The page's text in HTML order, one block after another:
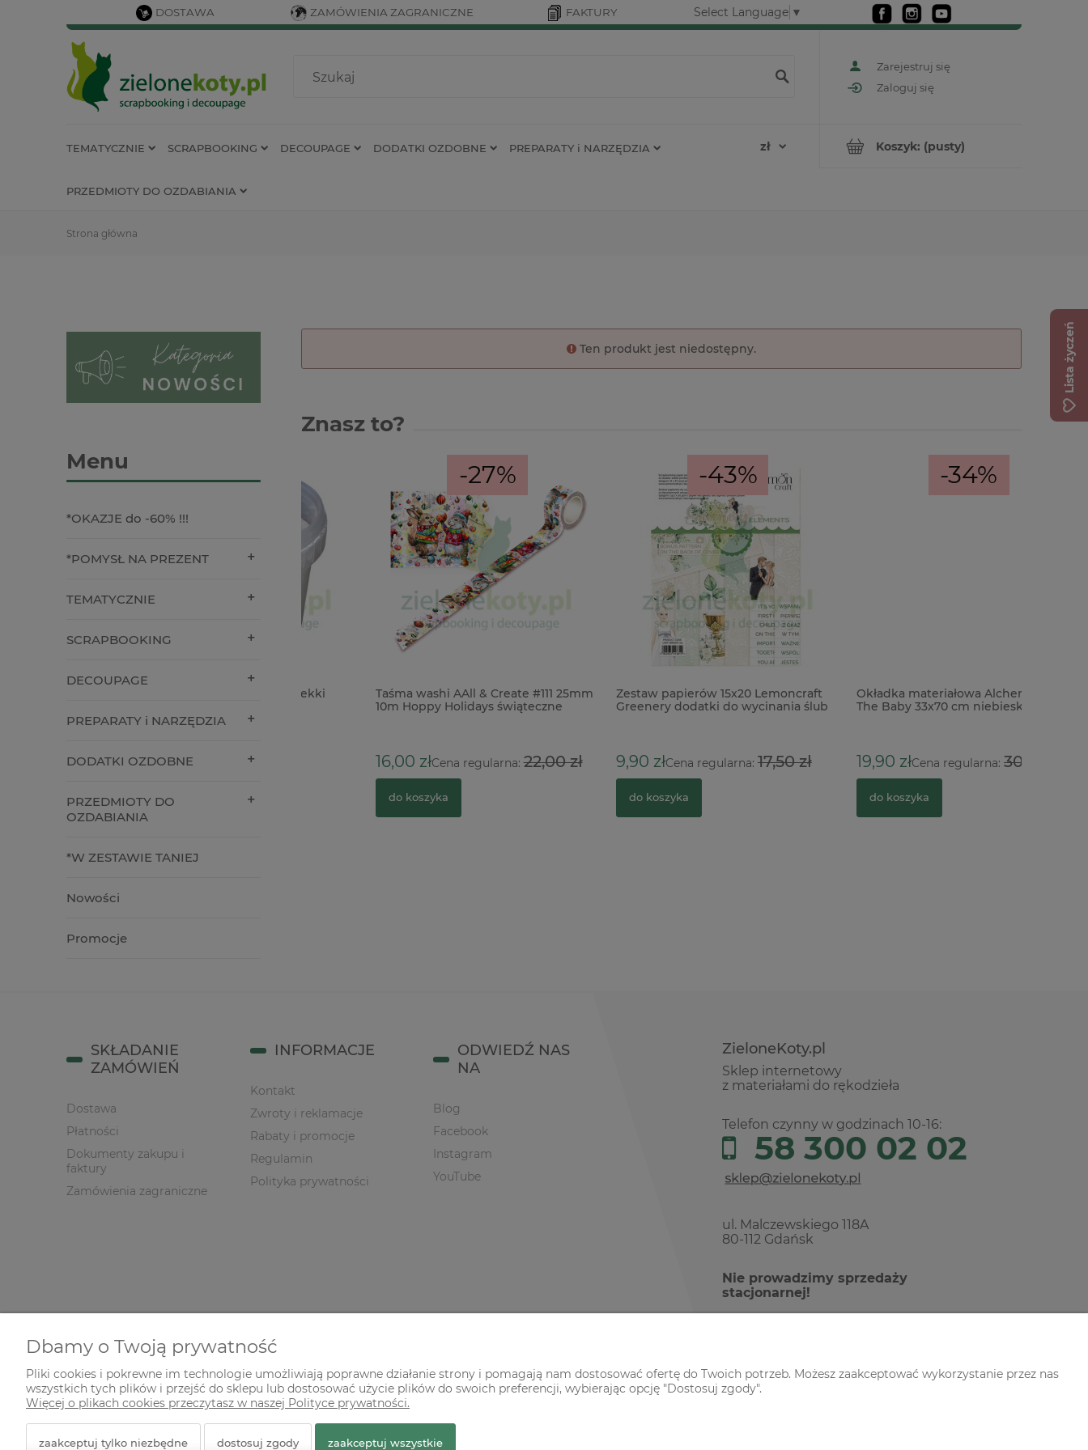
DOSTAWA ZAMÓWIENIA ZAGRANICZNE FAKTURY Select Language ▼
Zarejestruj się
Zaloguj się
Koszyk: (pusty)
TEMATYCZNIE SCRAPBOOKING DECOUPAGE DODATKI OZDOBNE PREPARATY i NARZĘDZIA
PRZEDMIOTY DO OZDABIANIA
Strona główna
Menu
*OKAZJE do -60% !!!
*POMYSŁ NA PREZENT
TEMATYCZNIE
SCRAPBOOKING
DECOUPAGE
PREPARATY i NARZĘDZIA
DODATKI OZDOBNE
PRZEDMIOTY DO
OZDABIANIA
*W ZESTAWIE TANIEJ
Nowości
Promocje
Ten produkt jest niedostępny.
Znasz to?
Taśma washi AAll & Create #111 25mm
10m Hoppy Holidays świąteczne
Cena regularna:22,00 zł
-43%
Zestaw papierów 15x20 Lemoncraft
Greenery dodatki do wycinania ślub
9,90 zł Cena regularna:17,50 zł
Okładka materiałowa Alchemy of Art
The Baby 33x70 cm niebieska w
19,90 zł Cena regularna:30,00 zł
ZieloneKoty.pl
Sklep internetowy
z materiałami do rękodzieła
Telefon czynny w godzinach 10-16:
58 300 02 02
ul. Malczewskiego 118A
80-112 Gdańsk
Nie prowadzimy sprzedaży
stacjonarnej!
SKŁADANIE
ZAMÓWIEŃ
Dostawa
Płatności
Dokumenty zakupu i
faktury
Zamówienia zagraniczne
INFORMACJE
Kontakt
Zwroty i reklamacje
Rabaty i promocje
Regulamin
Polityka prywatności
ODWIEDŹ NAS
NA
Blog
Facebook
Instagram
YouTube
© 2026 zielonekoty.pl. Wszelkie prawa zastrzeżone.
Dbamy o Twoją prywatność
Pliki cookies i pokrewne im technologie umożliwiają poprawne działanie strony i pomagają nam dostosować ofertę do Twoich potrzeb. Możesz zaakceptować wykorzystanie przez nas
wszystkich tych plików i przejść do sklepu lub dostosować użycie plików do swoich preferencji, wybierając opcję "Dostosuj zgody".
Więcej o plikach cookies przeczytasz w naszej Polityce prywatności.
zaakceptuj tylko niezbędne dostosuj zgody zaakceptuj wszystkie
Lista życzeń